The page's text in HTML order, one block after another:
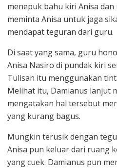
menepuk bahu kiri Anisa
meminta Anisa untuk jaga
mendapat teguran dari guru.
Di saat yang sama, guru
Anisa Nasiro di pundak kiri
Tulisan itu menggunakan
Melihat itu, Damianus lanjut
mengatakan hal tersebut
yang kurang bagus.
Mungkin terusik dengan
Anisa pun keluar dari ruang
yang cuek. Damianus pun